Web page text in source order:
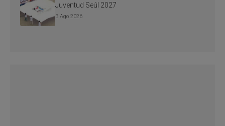
Juventud Seúl 2027
3 Ago 2026